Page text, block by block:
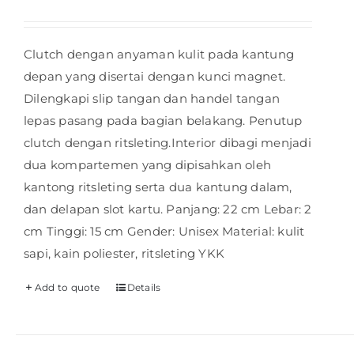
Clutch dengan anyaman kulit pada kantung
depan yang disertai dengan kunci magnet.
Dilengkapi slip tangan dan handel tangan
lepas pasang pada bagian belakang. Penutup
clutch dengan ritsleting.Interior dibagi menjadi
dua kompartemen yang dipisahkan oleh
kantong ritsleting serta dua kantung dalam,
dan delapan slot kartu. Panjang: 22 cm Lebar: 2
cm Tinggi: 15 cm Gender: Unisex Material: kulit
sapi, kain poliester, ritsleting YKK
Add to quote Details